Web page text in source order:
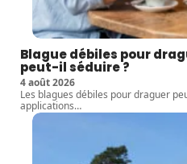
Blague débiles pour
peut-il séduire ?
4 août 2026
Les blagues débiles pour draguer
applications…